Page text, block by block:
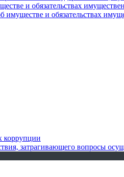
и обязательствах
имуществе и обязательствах
коррупции
затрагивающего вопросы